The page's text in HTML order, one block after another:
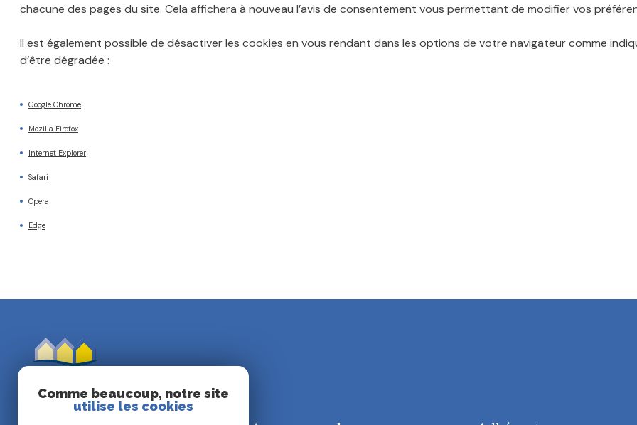
chacune des pages du site. Cela affichera à nouveau l’avis de consentement vous permettant de modifier vos
Il est également possible de désactiver les cookies en vous rendant dans les options de votre navigateur comme
d’être dégradée :
Google Chrome
Mozilla Firefox
Internet Explorer
Safari
Opera
Edge
Comme beaucoup, notre site
utilise les cookies